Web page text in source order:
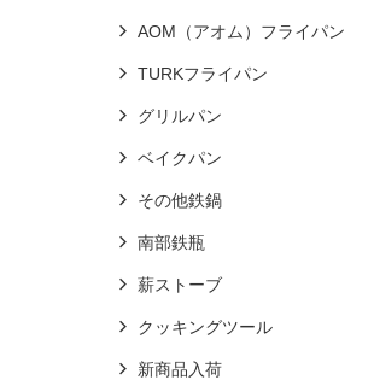
AOM（アオム）フライパン
TURKフライパン
グリルパン
ベイクパン
その他鉄鍋
南部鉄瓶
薪ストーブ
クッキングツール
新商品入荷